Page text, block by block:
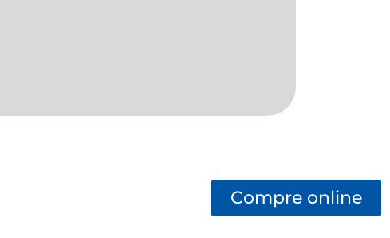
Compre online